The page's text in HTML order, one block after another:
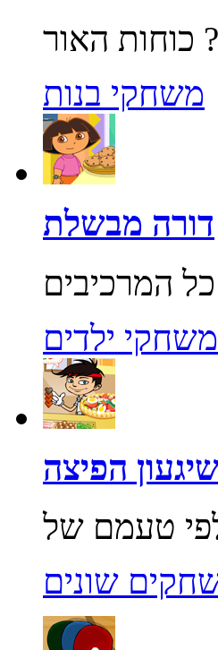
משחקי בנות
דורה מבשלת
משחקי ילדים
הפיצה
שונים